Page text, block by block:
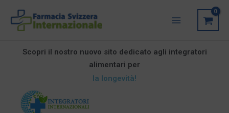
contenuto
Main
Menu
Scopri il nostro nuovo sito dedicato agli integratori
alimentari per
la longevità!